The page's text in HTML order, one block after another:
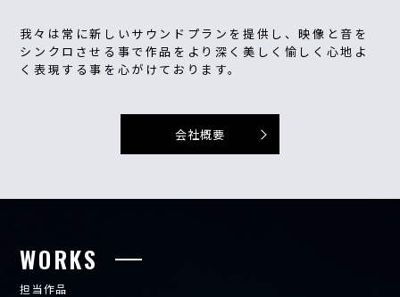
我々は常に新しいサウンドプランを提供し、映像と音を
シンクロさせる事で作品をより深く美しく愉しく心地よ
く表現する事を心がけております。
会社概要
WORKS
担当作品